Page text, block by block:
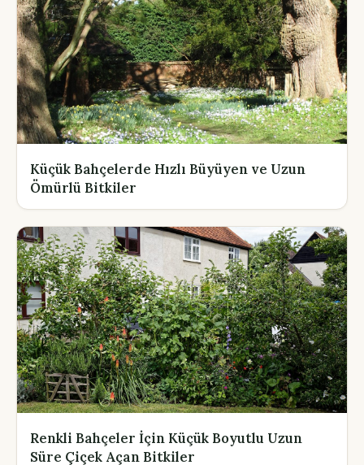
Küçük Bahçelerde Hızlı Büyüyen ve Uzun
Ömürlü Bitkiler
Renkli Bahçeler İçin Küçük Boyutlu Uzun
Süre Çiçek Açan Bitkiler